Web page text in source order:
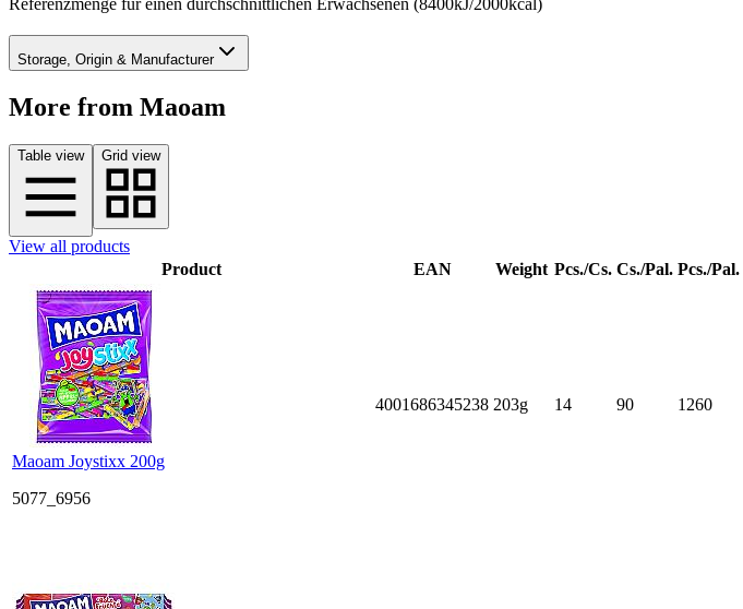
Referenzmenge für einen durchschnittlichen Erwachsenen (8400kJ/2000kcal)
Storage, Origin & Manufacturer
More from Maoam
Table view Grid view
View all products
Product
EAN Weight Pcs./Cs. Cs./Pal. Pcs./Pal.
Maoam Joystixx 200g
5077_6956
4001686345238 203g 14 90 1260